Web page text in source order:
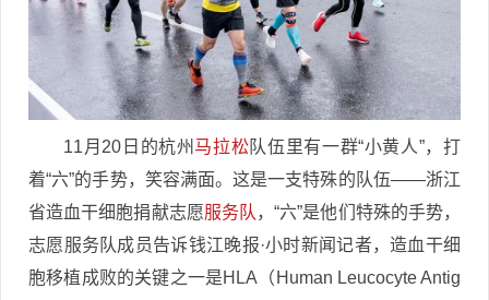
11月20日的杭州 马拉松队伍里有一群“小黄人”，打
着“六”的手势，笑容满面。这是一支特殊的队伍——浙江
省造血干细胞捐献志愿服务队 ，“六”是他们特殊的手势，
志愿服务队成员告诉钱江晚报·小时新闻记者，造血干细
胞移植成败的关键之一是HLA（Human Leucocyte Antig